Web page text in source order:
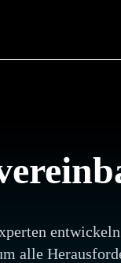
alle